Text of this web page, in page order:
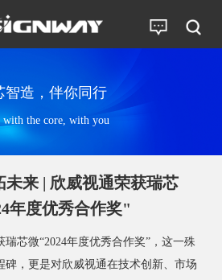
智造，伴你同行
with the core, with you
未来 | 欣威视通荣获瑞芯
年度优秀合作奖"
瑞芯微“2024年度优秀合作奖”，这一殊
碑，更是对欣威视通在技术创新、市场